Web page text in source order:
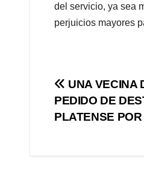
del servicio, ya sea
perjuicios mayores
de
UNA VECINA
PEDIDO DE
PLATENSE